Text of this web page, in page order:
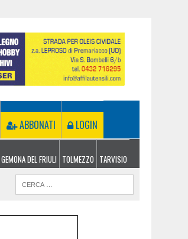
ABBONATI LOGIN
GEMONA DEL FRIULI TOLMEZZO TARVISIO